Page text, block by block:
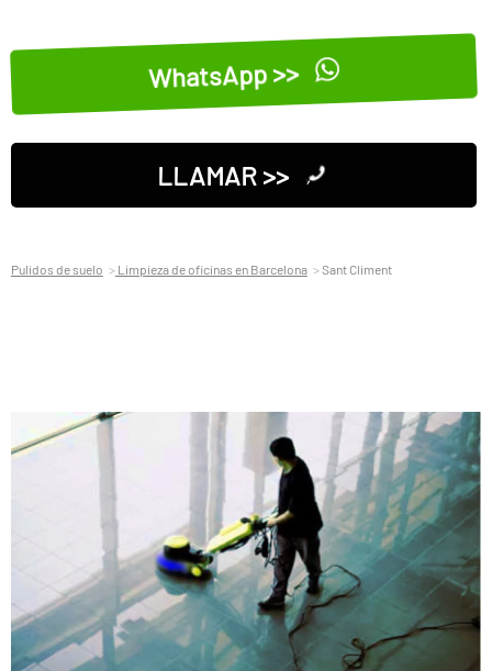
WhatsApp >>
LLAMAR >>
Pulidos de suelo Limpieza de oficinas en Barcelona Sant Climent